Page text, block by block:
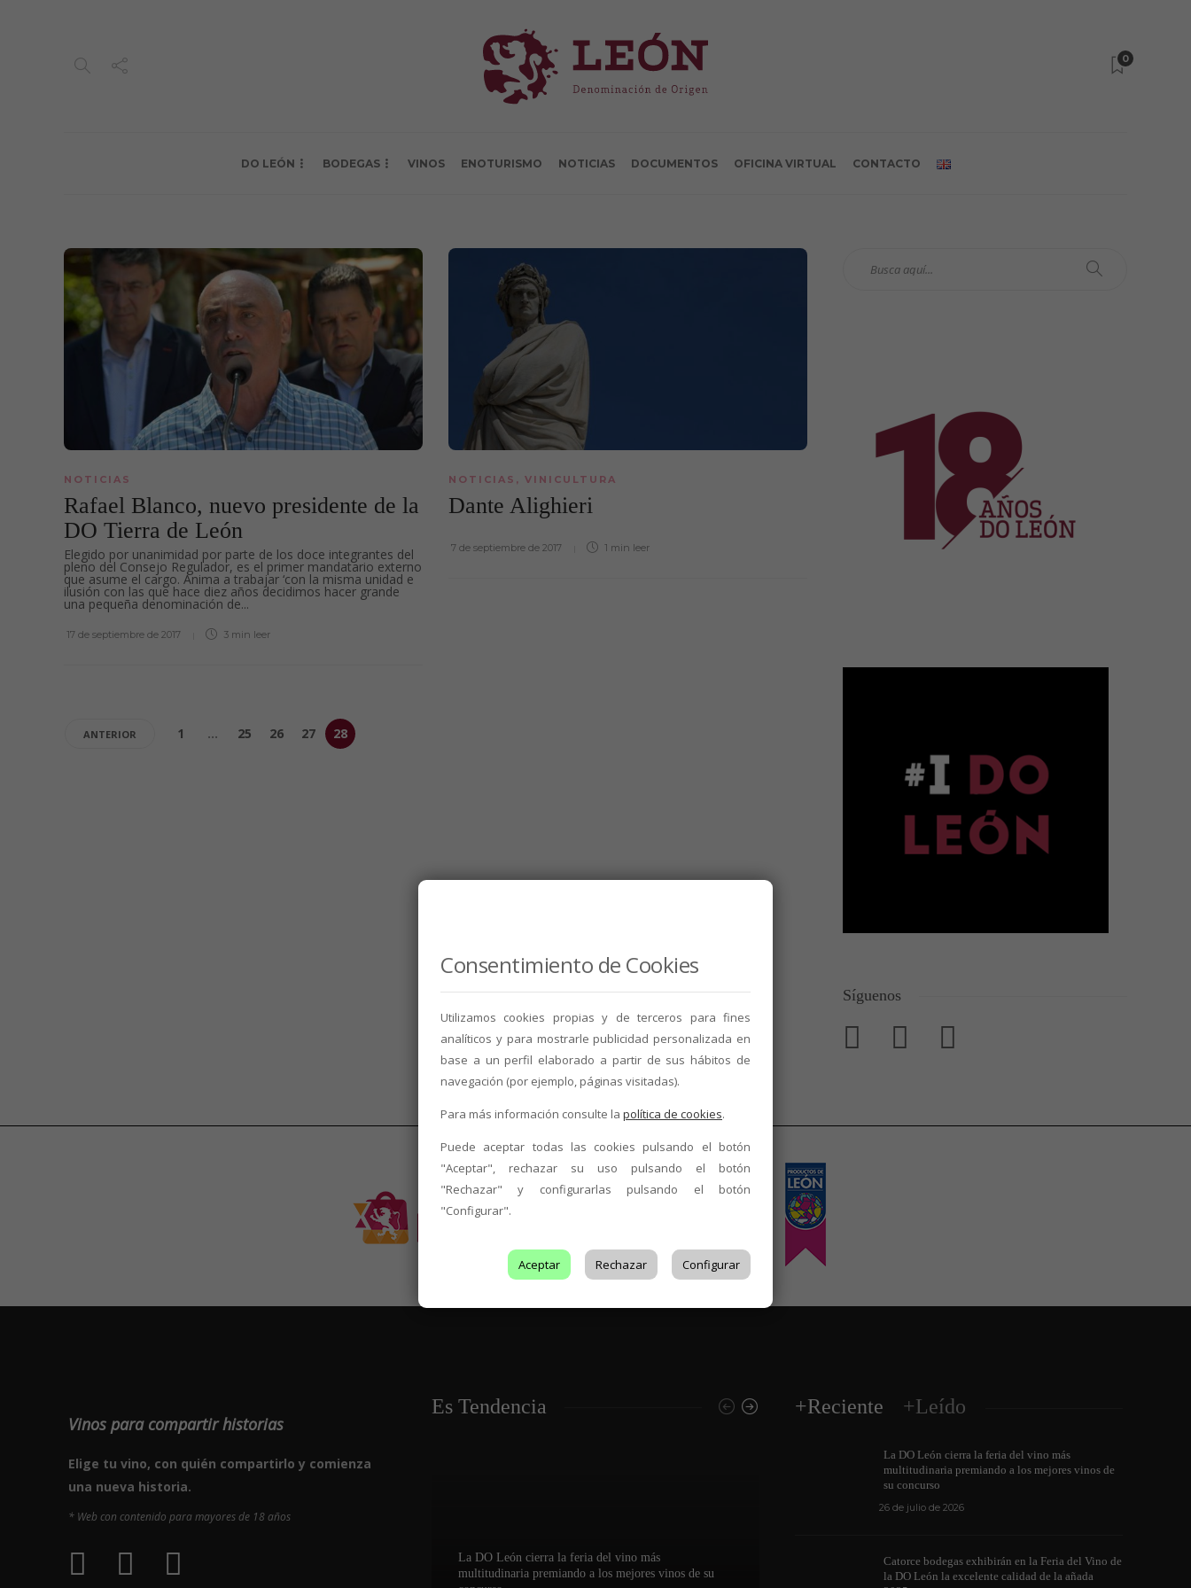
0
DO LEÓN BODEGAS VINOS ENOTURISMO NOTICIAS DOCUMENTOS OFICINA VIRTUAL CONTACTO
NOTICIAS
Rafael Blanco, nuevo presidente de la
DO Tierra de León
Elegido por unanimidad por parte de los doce integrantes del
pleno del Consejo Regulador, es el primer mandatario externo
que asume el cargo. Anima a trabajar ‘con la misma unidad e
ilusión con las que hace diez años decidimos hacer grande
una pequeña denominación de...
17 de septiembre de 2017 3 min leer
NOTICIAS , VINICULTURA
Dante Alighieri
7 de septiembre de 2017 1 min leer
ANTERIOR 1 … 25 26 27 28
Síguenos
Vinos para compartir historias
Elige tu vino, con quién compartirlo y comienza
una nueva historia.
* Web con contenido para mayores de 18 años
Es Tendencia
La DO León cierra la feria del vino más
multitudinaria premiando a los mejores vinos de su
Los vinos de
+Reciente +Leído
La DO León cierra la feria del vino más
multitudinaria premiando a los mejores vinos de
su concurso
26 de julio de 2026
Catorce bodegas exhibirán en la Feria del Vino de
la DO León la excelente calidad de la añada
Consentimiento de Cookies
Utilizamos cookies propias y de terceros para fines
analíticos y para mostrarle publicidad personalizada en
base a un perfil elaborado a partir de sus hábitos de
navegación (por ejemplo, páginas visitadas).
Para más información consulte la política de cookies.
Puede aceptar todas las cookies pulsando el botón
"Aceptar", rechazar su uso pulsando el botón
"Rechazar" y configurarlas pulsando el botón
"Configurar".
Aceptar Rechazar Configurar